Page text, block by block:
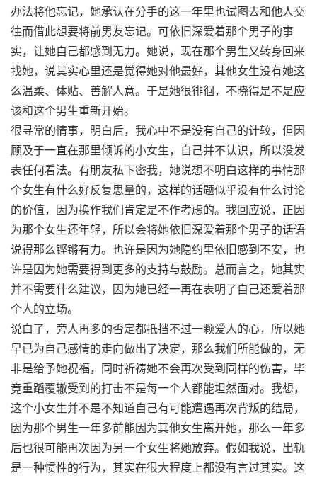
办法将他忘记，她承认在分手的这一年里也试图去和他人交
往而借此想要将前男友忘记。可依旧深爱着那个男子的事
实，让她自己都感到无力。她说，现在那个男生又转身回来
找她，说其实心里还是觉得她对他最好，其他女生没有她这
么温柔、体贴、善解人意。于是她很徘徊，不晓得是不是应
该和这个男生重新开始。
很寻常的情事，明白后，我心中不是没有自己的计较，但因
顾及于一直在那里倾诉的小女生，自己并不认识，所以没发
表任何看法。有朋友私下密我，她说想不明白这样的事情那
个女生有什么好反复思量的，这样的话题似乎没有什么讨论
的价值，因为换作我们肯定是不作考虑的。我回应说，正因
为那个女生还年轻，所以会将她依旧深爱着那个男子的话语
说得那么铿锵有力。也许是因为她隐约里依旧感到不安，也
许是因为她需要得到更多的支持与鼓励。总而言之，她其实
并不需要什么建议，因为她已经一再在表明了自己还爱着那
个人的立场。
说白了，旁人再多的否定都抵挡不过一颗爱人的心，所以她
早已为自己感情的走向做出了决定，那么我们所能做的，无
非是给予她祝福，同时祈祷她不会再次受到同样的伤害，毕
竟重蹈覆辙受到的打击不是每一个人都能坦然面对。我想，
这个小女生并不是不知道自己有可能遭遇再次背叛的结局，
因为那个男生一年多前能因为其他女生离开她，那么一年多
后也很可能再次因为另一个女生将她放弃。假如我说，出轨
是一种惯性的行为，其实在很大程度上都没有言过其实。这